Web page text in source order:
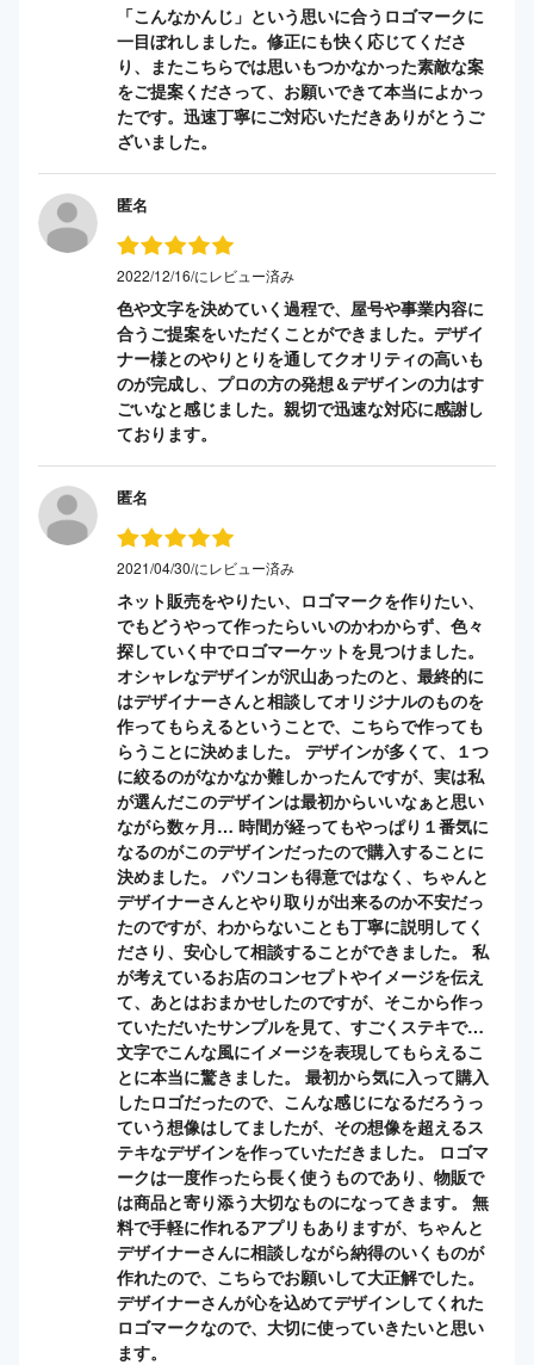
「こんなかんじ」という思いに合うロゴマークに
一目ぼれしました。修正にも快く応じてくださ
り、またこちらでは思いもつかなかった素敵な案
をご提案くださって、お願いできて本当によかっ
たです。迅速丁寧にご対応いただきありがとうご
ざいました。
匿名
2022/12/16/にレビュー済み
色や文字を決めていく過程で、屋号や事業内容に
合うご提案をいただくことができました。デザイ
ナー様とのやりとりを通してクオリティの高いも
のが完成し、プロの方の発想＆デザインの力はす
ごいなと感じました。親切で迅速な対応に感謝し
ております。
匿名
2021/04/30/にレビュー済み
ネット販売をやりたい、ロゴマークを作りたい、
でもどうやって作ったらいいのかわからず、色々
探していく中でロゴマーケットを見つけました。
オシャレなデザインが沢山あったのと、最終的に
はデザイナーさんと相談してオリジナルのものを
作ってもらえるということで、こちらで作っても
らうことに決めました。 デザインが多くて、１つ
に絞るのがなかなか難しかったんですが、実は私
が選んだこのデザインは最初からいいなぁと思い
ながら数ヶ月… 時間が経ってもやっぱり１番気に
なるのがこのデザインだったので購入することに
決めました。 パソコンも得意ではなく、ちゃんと
デザイナーさんとやり取りが出来るのか不安だっ
たのですが、わからないことも丁寧に説明してく
ださり、安心して相談することができました。 私
が考えているお店のコンセプトやイメージを伝え
て、あとはおまかせしたのですが、そこから作っ
ていただいたサンプルを見て、すごくステキで…
文字でこんな風にイメージを表現してもらえるこ
とに本当に驚きました。 最初から気に入って購入
したロゴだったので、こんな感じになるだろうっ
ていう想像はしてましたが、その想像を超えるス
テキなデザインを作っていただきました。 ロゴマ
ークは一度作ったら長く使うものであり、物販で
は商品と寄り添う大切なものになってきます。 無
料で手軽に作れるアプリもありますが、ちゃんと
デザイナーさんに相談しながら納得のいくものが
作れたので、こちらでお願いして大正解でした。
デザイナーさんが心を込めてデザインしてくれた
ロゴマークなので、大切に使っていきたいと思い
ます。